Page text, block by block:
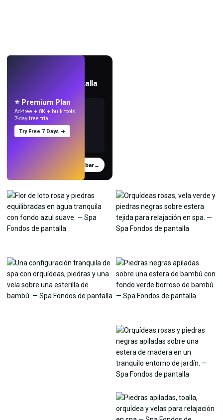
Crea fondos de pantalla
Probar→
⭐ Premium Plan
Ad-free + 8K + bulk tools.
7-day free trial.
Try Free 7 Days →